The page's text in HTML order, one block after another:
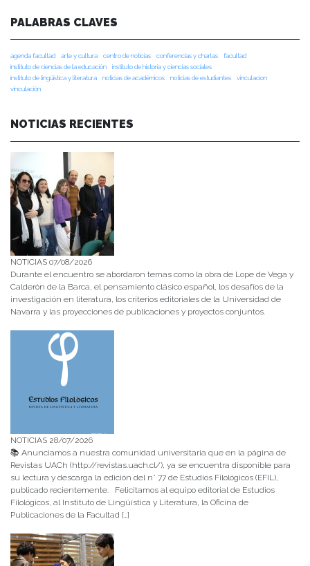
PALABRAS CLAVES
agenda facultad arte y cultura centro de noticias conferencias y charlas
facultad
instituto de ciencias de la educación
instituto de historia y ciencias sociales
instituto de lingüística y literatura
noticias de académicos noticias de estudiantes
vinculacion
vinculación
NOTICIAS RECIENTES
NOTICIAS 07/08/2026
Durante el encuentro se abordaron temas como la obra de Lope de Vega y
Calderón de la Barca, el pensamiento clásico español, los desafíos de la
investigación en literatura, los criterios editoriales de la Universidad de
Navarra y las proyecciones de publicaciones y proyectos conjuntos.
NOTICIAS 28/07/2026
📚 Anunciamos a nuestra comunidad universitaria que en la página de
Revistas UACh (http://revistas.uach.cl/), ya se encuentra disponible para
su lectura y descarga la edición del n° 77 de Estudios Filológicos (EFIL),
publicado recientemente. Felicitamos al equipo editorial de Estudios
Filológicos, al Instituto de Lingüística y Literatura, la Oficina de
Publicaciones de la Facultad […]